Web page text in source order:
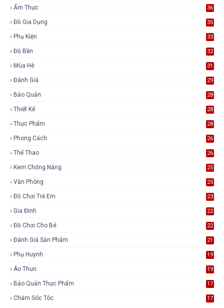
Ẩm Thực 36
Đồ Gia Dụng 35
Phụ Kiện 33
Độ Bền 32
Mùa Hè 31
Đánh Giá 29
Bảo Quản 28
Thiết Kế 28
Thực Phẩm 28
Phong Cách 26
Thể Thao 26
Kem Chống Nắng 25
Văn Phòng 25
Đồ Chơi Trẻ Em 23
Gia Đình 22
Đồ Chơi Cho Bé 22
Đánh Giá Sản Phẩm 21
Phụ Huynh 19
Áo Thun 19
Bảo Quản Thực Phẩm 17
Chăm Sóc Tóc 17